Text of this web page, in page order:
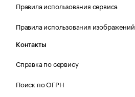
Правила использования сервиса
Правила использования изображений
Контакты
Справка по сервису
Поиск по ОГРН